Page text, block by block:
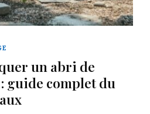
un abri de
guide complet du